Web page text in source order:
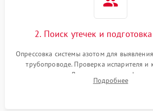
2. Поиск утечек и
Опрессовка системы азотом для
трубопроводе. Проверка испарителя и
течеискателем. Демонтаж старого
продувка капиллярной трубки для
Подробнее